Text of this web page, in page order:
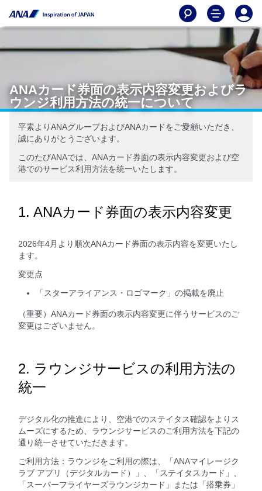
ANAカード券面の表示内容変更およびラ
ウンジ利用方法の統一について
平素よりANAグループおよびANAカードをご愛顧いただき、
誠にありがとうございます。
このたびANAでは、ANAカード券面の表示内容変更および空
港でのサービス利用方法を統一いたします。
1. ANAカード券面の表示内容変更
2026年4月より順次ANAカード券面の表示内容を変更いたし
ます。
変更点
「スターアライアンス・ロゴマーク」の掲載を廃止
（重要）ANAカード券面の表示内容変更に伴うサービスのご
変更はございません。
2. ラウンジサービスの利用方法の
統一
デジタル化の推進により、空港でのステイタス確認をよりス
ムーズにするため、ラウンジサービスのご利用方法を下記の
通り統一させていただきます。
ご利用方法：ラウンジをご利用の際は、「ANAマイレージク
ラブ アプリ（デジタルカード）」、「ステイタスカード」、
「スーパーフライヤーズラウンジカード」または「搭乗券」